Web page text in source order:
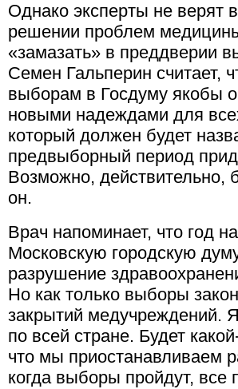
Однако эксперты не верят
решении проблем
«замазать» в преддверии
Семен Гальперин считает,
выборам в Госдуму якобы
новыми надеждами для
который должен будет
предвыборный период
Возможно, действительно,
он.
Врач напоминает, что год
Московскую городскую
разрушение
Но как только выборы
закрытий медучреждений.
по всей стране. Будет
что мы приостанавливаем
когда выборы пройдут, все